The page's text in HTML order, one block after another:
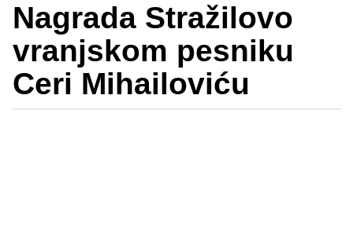
Nagrada Stražilovo
vranjskom pesniku
Ceri Mihailoviću